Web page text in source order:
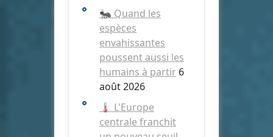
🐜 Quand les
espèces
envahissantes
poussent aussi les
humains à partir 6
août 2026
🌡️ L'Europe
centrale franchit